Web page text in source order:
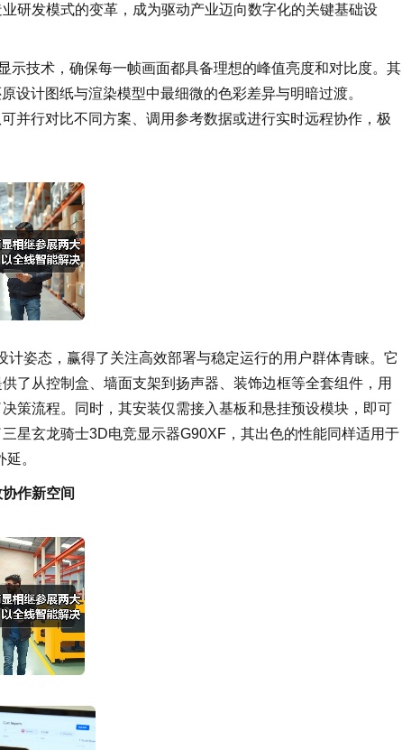
研发模式的变革，成为驱动产业迈向数字化的关键基础设
示技术，确保每一帧画面都具备理想的峰值亮度和对比度。其
设计图纸与渲染模型中最细微的色彩差异与明暗过渡。
并行对比不同方案、调用参考数据或进行实时远程协作，极
计姿态，赢得了关注高效部署与稳定运行的用户群体青睐。它
了从控制盒、墙面支架到扬声器、装饰边框等全套组件，用
策流程。同时，其安装仅需接入基板和悬挂预设模块，即可
星玄龙骑士3D电竞显示器G90XF，其出色的性能同样适用于
。
作新空间